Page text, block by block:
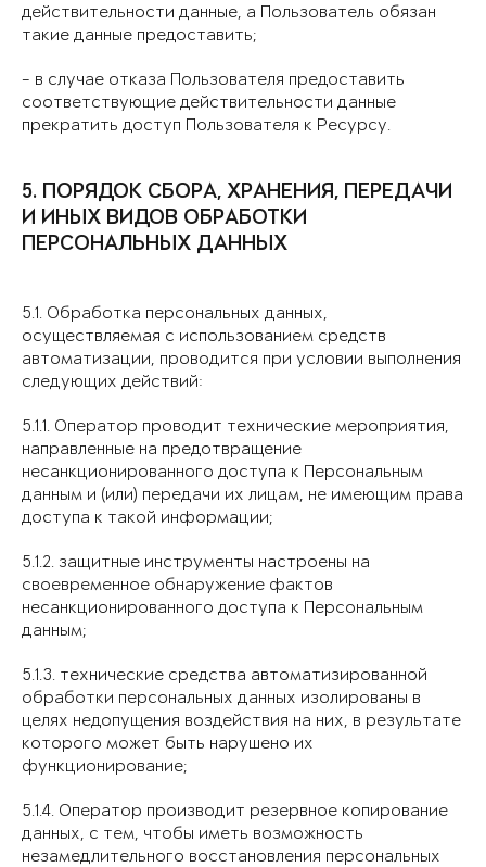
действительности данные, а Пользователь обязан
такие данные предоставить;
- в случае отказа Пользователя предоставить
соответствующие действительности данные
прекратить доступ Пользователя к Ресурсу.
5. ПОРЯДОК СБОРА, ХРАНЕНИЯ, ПЕРЕДАЧИ
И ИНЫХ ВИДОВ ОБРАБОТКИ
ПЕРСОНАЛЬНЫХ ДАННЫХ
5.1. Обработка персональных данных,
осуществляемая с использованием средств
автоматизации, проводится при условии выполнения
следующих действий:
5.1.1. Оператор проводит технические мероприятия,
направленные на предотвращение
несанкционированного доступа к Персональным
данным и (или) передачи их лицам, не имеющим права
доступа к такой информации;
5.1.2. защитные инструменты настроены на
своевременное обнаружение фактов
несанкционированного доступа к Персональным
данным;
5.1.3. технические средства автоматизированной
обработки персональных данных изолированы в
целях недопущения воздействия на них, в результате
которого может быть нарушено их
функционирование;
5.1.4. Оператор производит резервное копирование
данных, с тем, чтобы иметь возможность
незамедлительного восстановления персональных